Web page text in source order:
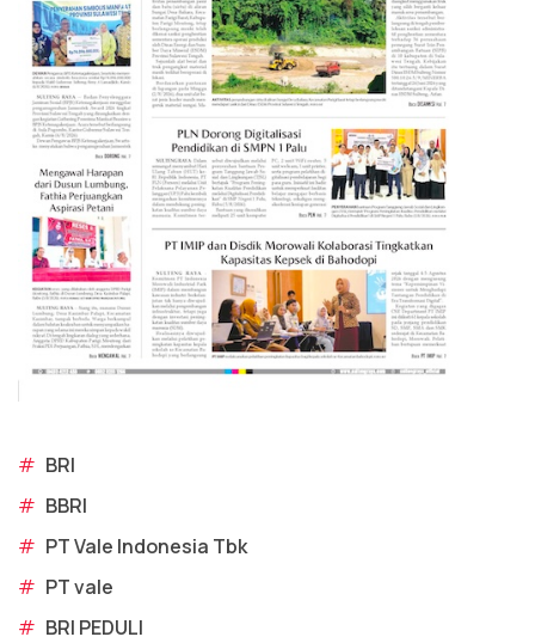
# BRI
# BBRI
# PT Vale Indonesia Tbk
# PT vale
# BRI PEDULI